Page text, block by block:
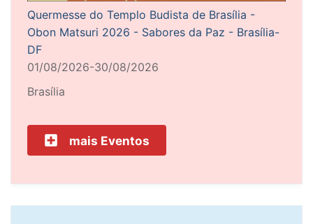
Quermesse do Templo Budista de Brasília -
Obon Matsuri 2026 - Sabores da Paz - Brasília-
DF
01/08/2026-30/08/2026
Brasília
mais Eventos